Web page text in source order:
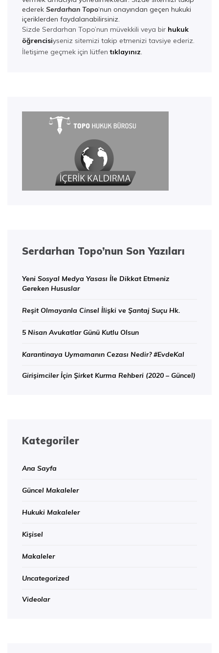
ederek Serdarhan Topo‘nun onayından geçen hukuki
içeriklerden faydalanabilirsiniz.
Sizde Serdarhan Topo’nun müvekkili veya bir hukuk
öğrencisiyseniz sitemizi takip etmenizi tavsiye ederiz.
İletişime geçmek için lütfentıklayınız.
Serdarhan Topo’nun Son Yazıları
Yeni Sosyal Medya Yasası İle Dikkat Etmeniz
Gereken Hususlar
Reşit Olmayanla Cinsel İlişki ve Şantaj Suçu Hk.
5 Nisan Avukatlar Günü Kutlu Olsun
Karantinaya Uymamanın Cezası Nedir? #EvdeKal
Girişimciler İçin Şirket Kurma Rehberi (2020 – Güncel)
Kategoriler
Ana Sayfa
Güncel Makaleler
Hukuki Makaleler
Kişisel
Makaleler
Uncategorized
Videolar